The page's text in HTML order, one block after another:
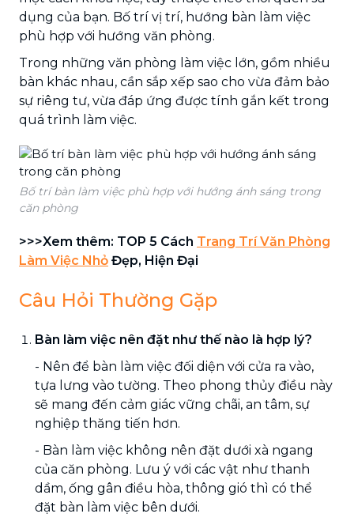
dụng của bạn. Bố trí vị trí, hướng bàn làm việc
phù hợp với hướng văn phòng.
Trong những văn phòng làm việc lớn, gồm nhiều
bàn khác nhau, cần sắp xếp sao cho vừa đảm bảo
sự riêng tư, vừa đáp ứng được tính gắn kết trong
quá trình làm việc.
Bố trí bàn làm việc phù hợp với hướng ánh sáng trong
căn phòng
>>>Xem thêm: TOP 5 Cách Trang Trí Văn Phòng
Làm Việc Nhỏ Đẹp, Hiện Đại
Câu Hỏi Thường Gặp
Bàn làm việc nên đặt như thế nào là hợp lý?
- Nên để bàn làm việc đối diện với cửa ra vào,
tựa lưng vào tường. Theo phong thủy điều này
sẽ mang đến cảm giác vững chãi, an tâm, sự
nghiệp thăng tiến hơn.
- Bàn làm việc không nên đặt dưới xà ngang
của căn phòng. Lưu ý với các vật như thanh
dầm, ống gân điều hòa, thông gió thì có thể
đặt bàn làm việc bên dưới.